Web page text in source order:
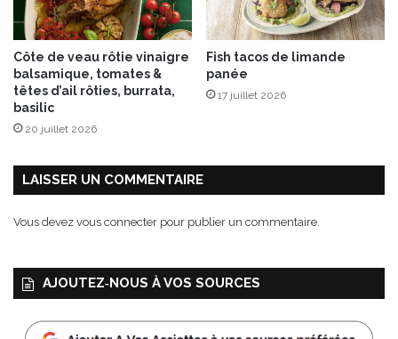
Côte de veau rôtie vinaigre
balsamique, tomates &
têtes d’ail rôties, burrata,
basilic
20 juillet 2026
Fish tacos de limande
panée
17 juillet 2026
LAISSER UN COMMENTAIRE
Vous devez vous connecter pour publier un commentaire.
AJOUTEZ‑NOUS À VOS SOURCES